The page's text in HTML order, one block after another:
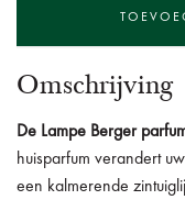
Omschrijving
De Lampe Berger
huisparfum verandert
een kalmerende